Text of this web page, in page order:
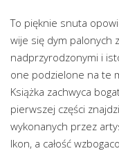
To pięknie snuta
wije się dym palonych
nadprzyrodzonymi i
one podzielone na te
Książka zachwyca
pierwszej części
wykonanych przez
Ikon, a całość